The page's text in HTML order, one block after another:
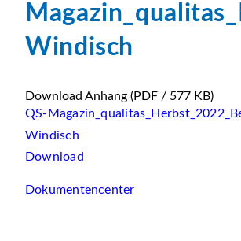
Windisch
Download Anhang (PDF / 577 KB)
QS-
Windisch
Download
Dokumentencenter